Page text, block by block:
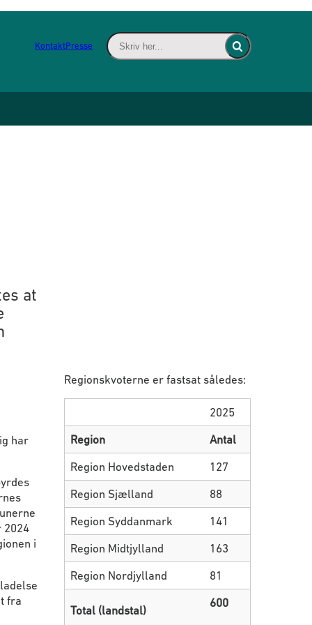
KontaktPresse
Skriv her... - Indsæt søgeord for at søge
Fold søgefelt ind
at
har
2024
i
fra
Regionskvoterne er fastsat således:
2025
Region
Antal
Region Hovedstaden
127
Region Sjælland
88
Region Syddanmark
141
Region Midtjylland
163
Region Nordjylland
81
Total (landstal)
600